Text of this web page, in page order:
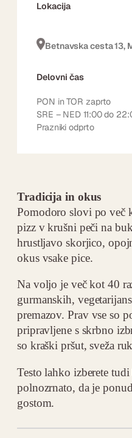
Lokacija
Betnavska cesta 13,
Delovni čas
PON in TOR zaprto
SRE – NED 11:00 do
Prazniki odprto
Tradicija in okus
Pomodoro slovi po več
pizz v krušni peči na
hrustljavo skorjico,
okus vsake pice.
Na voljo je več kot 40
gurmanskih,
premazov. Prav vse so
pripravljene s skrbno
so kraški pršut, sveža
Testo lahko izberete
polnozrnato, da je
gostom.